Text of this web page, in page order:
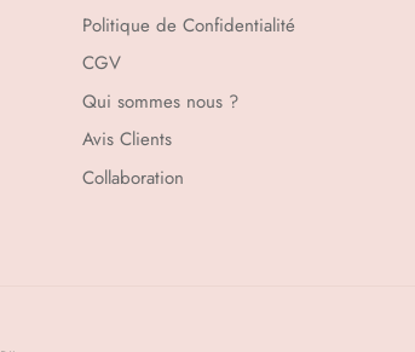
Politique de Confidentialité
CGV
Qui sommes nous ?
Avis Clients
Collaboration